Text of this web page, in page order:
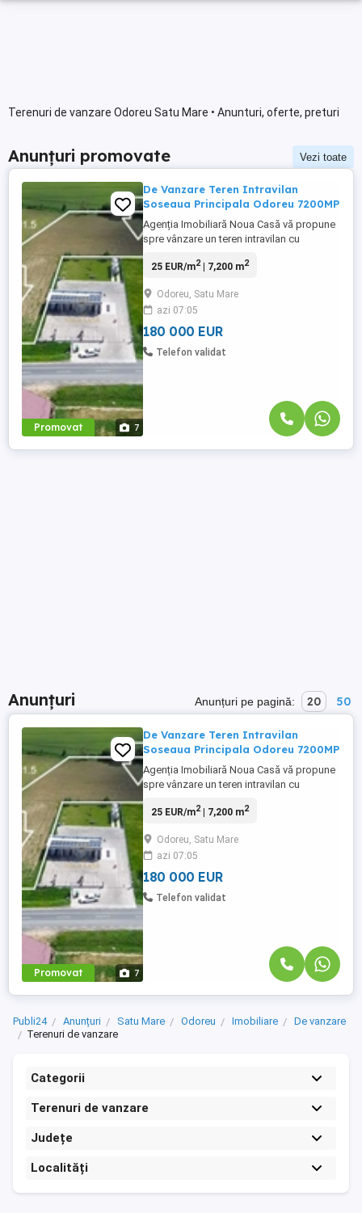
Terenuri de vanzare Odoreu Satu Mare • Anunturi, oferte, preturi
Anunțuri promovate Vezi toate
Promovat 7
De Vanzare Teren Intravilan
Soseaua Principala Odoreu 7200MP
Agenția Imobiliară Noua Casă vă propune
spre vânzare un teren intravilan cu
principală din Odoreu, într-o zonă cu
apropiere de Fabrica de Ciocolată, Penny
și spălătorie. Terenul beneficiază de un
front stradal de 25,26 ml, iar ...
25 EUR/m2| 7,200 m2
Odoreu, Satu Mare
azi 07:05
180 000 EUR
Telefon validat
Anunțuri Anunțuri pe pagină: 20 50
Promovat 7
De Vanzare Teren Intravilan
Soseaua Principala Odoreu 7200MP
Agenția Imobiliară Noua Casă vă propune
spre vânzare un teren intravilan cu
principală din Odoreu, într-o zonă cu
apropiere de Fabrica de Ciocolată, Penny
și spălătorie. Terenul beneficiază de un
front stradal de 25,26 ml, iar ...
25 EUR/m2| 7,200 m2
Odoreu, Satu Mare
azi 07:05
180 000 EUR
Telefon validat
Publi24 Anunțuri Satu Mare Odoreu Imobiliare
De vanzare
Terenuri de vanzare
Categorii
Terenuri de vanzare
Județe
Localități